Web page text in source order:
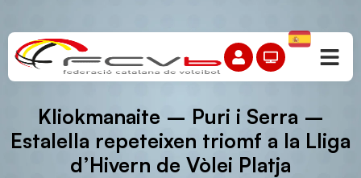
Kliokmanaite – Puri i Serra –
Estalella repeteixen triomf a la Lliga
d’Hivern de Vòlei Platja